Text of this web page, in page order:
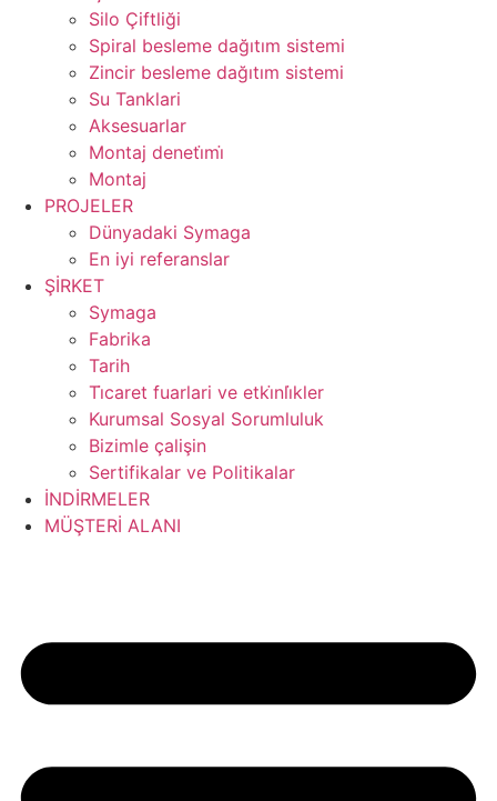
Silo Çiftliği
Spiral besleme dağıtım sistemi
Zincir besleme dağıtım sistemi
Su Tanklari
Aksesuarlar
Montaj deneti̇mi̇
Montaj
PROJELER
Dünyadaki Symaga
En iyi referanslar
ŞİRKET
Symaga
Fabrika
Tarih
Ti̇caret fuarlari ve etki̇nli̇kler
Kurumsal Sosyal Sorumluluk
Bizimle çalişin
Sertifikalar ve Politikalar
İNDİRMELER
MÜŞTERİ ALANI